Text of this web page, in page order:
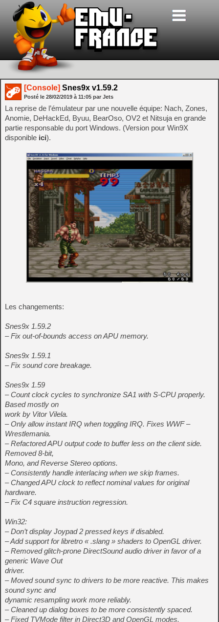
[Console] Snes9x v1.59.2
Posté le 28/02/2019 à 11:05 par Jets
La reprise de l’émulateur par une nouvelle équipe: Nach, Zones,
Anomie, DeHackEd, Byuu, BearOso, OV2 et Nitsuja en grande
partie responsable du port Windows. (Version pour Win9X
disponible ici).
Les changements:
Snes9x 1.59.2
– Fix out-of-bounds access on APU memory.
Snes9x 1.59.1
– Fix sound core breakage.
Snes9x 1.59
– Count clock cycles to synchronize SA1 with S-CPU properly.
Based mostly on
work by Vitor Vilela.
– Only allow instant IRQ when toggling IRQ. Fixes WWF –
Wrestlemania.
– Refactored APU output code to buffer less on the client side.
Removed 8-bit,
Mono, and Reverse Stereo options.
– Consistently handle interlacing when we skip frames.
– Changed APU clock to reflect nominal values for original
hardware.
– Fix C4 square instruction regression.
Win32:
– Don’t display Joypad 2 pressed keys if disabled.
– Add support for libretro « .slang » shaders to OpenGL driver.
– Removed glitch-prone DirectSound audio driver in favor of a
generic Wave Out
driver.
– Moved sound sync to drivers to be more reactive. This makes
sound sync and
dynamic resampling work more reliably.
– Cleaned up dialog boxes to be more consistently spaced.
– Fixed TVMode filter in Direct3D and OpenGL modes.